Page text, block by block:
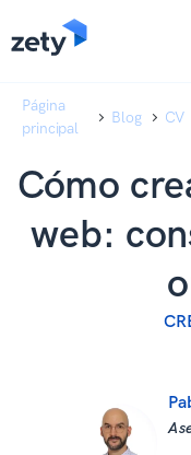
Página
principal
Blog CV
Cómo
web: